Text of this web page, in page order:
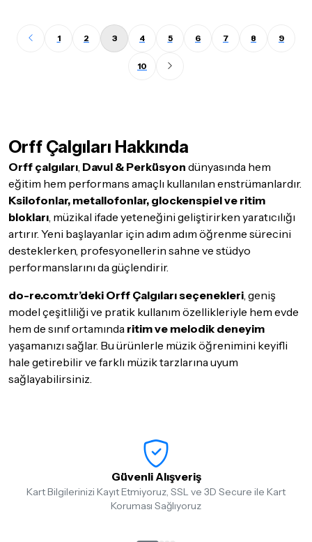
1 2 3 4 5 6 7 8 9
10
Orff Çalgıları Hakkında
Orff çalgıları Davul & Perküsyon dünyasında hem
eğitim hem performans amaçlı kullanılan enstrümanlardır.
Ksilofonlar, metallofonlar, glockenspiel ve ritim
blokları , müzikal ifade yeteneğini geliştirirken yaratıcılığı
artırır. Yeni başlayanlar için adım adım öğrenme sürecini
desteklerken, profesyonellerin sahne ve stüdyo
performanslarını da güçlendirir.
do-re.com.tr’deki Orff Çalgıları seçenekleri , geniş
model çeşitliliği ve pratik kullanım özellikleriyle hem evde
hem de sınıf ortamında ritim ve melodik deneyim
yaşamanızı sağlar. Bu ürünlerle müzik öğrenimini keyifli
hale getirebilir ve farklı müzik tarzlarına uyum
sağlayabilirsiniz.
Güvenli Alışveriş
Kart Bilgilerinizi Kayıt Etmiyoruz, SSL ve 3D Secure ile Kart
Koruması Sağlıyoruz